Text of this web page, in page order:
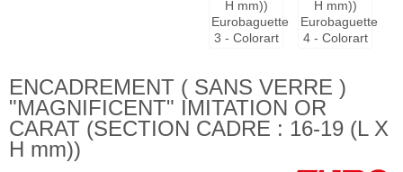
ENCADREMENT ( SANS VERRE )
"MAGNIFICENT" IMITATION OR
CARAT (SECTION CADRE : 16-19 (L X
H mm))